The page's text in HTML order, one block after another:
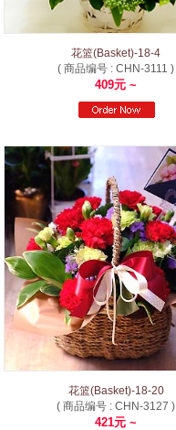
花篮(Basket)-18-4
( 商品编号 : CHN-3111 )
409元 ~
花篮(Basket)-18-20
( 商品编号 : CHN-3127 )
421元 ~